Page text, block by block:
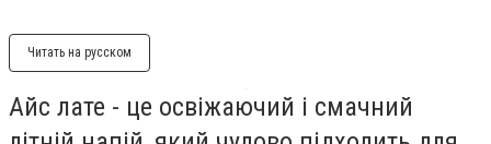
Читать на русском
Айс лате - це освіжаючий і смачний